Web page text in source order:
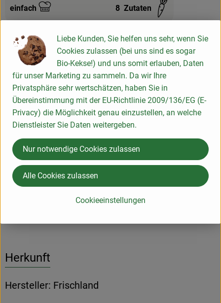
Schwierigkeit:
einfach 8 Zutaten
Info
luftgetrocknet
Nährwert-Info
Herkunft
Hersteller: Frischland
Liebe Kunden, Sie helfen uns sehr, wenn Sie
Cookies zulassen (bei uns sind es sogar
Bio-Kekse!) und uns somit erlauben, Daten
für unser Marketing zu sammeln. Da wir Ihre
Privatsphäre sehr wertschätzen, haben Sie in
Übereinstimmung mit der EU-Richtlinie 2009/136/EG (E-
Privacy) die Möglichkeit genau einzustellen, an welche
Dienstleister Sie Daten weitergeben.
Cookieeinstellungen
Nur notwendige Cookies zulassen
Alle Cookies zulassen